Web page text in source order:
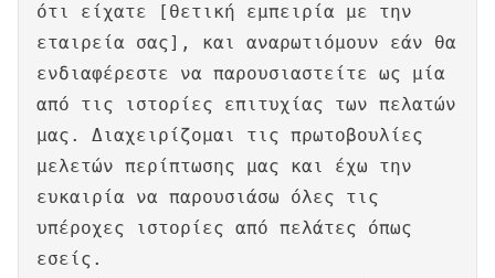
ότι είχατε [θετική εμπειρία με την
εταιρεία σας], και αναρωτιόμουν εάν θα
ενδιαφέρεστε να παρουσιαστείτε ως μία
από τις ιστορίες επιτυχίας των πελατών
μας. Διαχειρίζομαι τις πρωτοβουλίες
μελετών περίπτωσης μας και έχω την
ευκαιρία να παρουσιάσω όλες τις
υπέροχες ιστορίες από πελάτες όπως
εσείς.